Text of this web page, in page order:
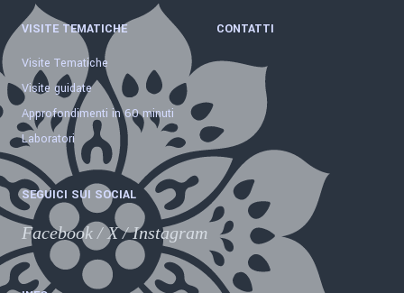
VISITE TEMATICHE
Visite Tematiche
Visite guidate
Approfondimenti in 60 minuti
Laboratori
CONTATTI
SEGUICI SUI SOCIAL
Facebook /X/Instagram